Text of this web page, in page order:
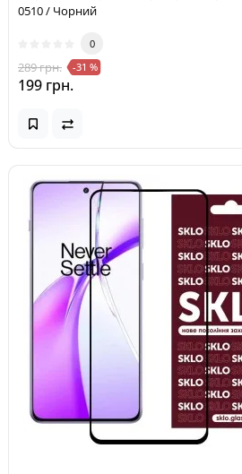
0510 / Чорний
0
289 грн. -31 %
199 грн.